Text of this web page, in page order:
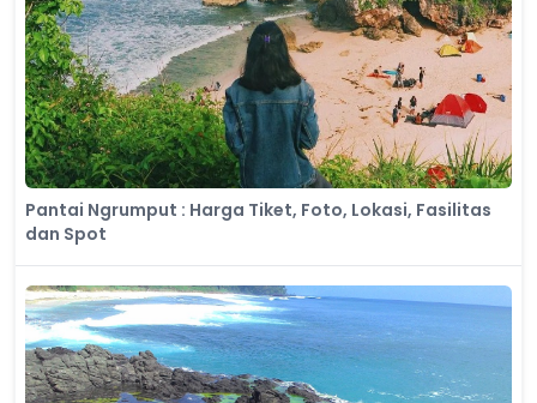
Pantai Ngrumput : Harga Tiket, Foto, Lokasi, Fasilitas
dan Spot